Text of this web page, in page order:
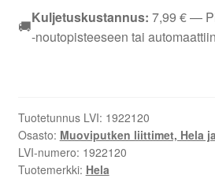
Hela
210
🚚Kuljetuskustannus: 7,99 €—
-noutopisteeseen tai automaattiin
Tuotetunnus LVI: 1922120
Osasto: Muoviputken liittimet, Hela
LVI-numero: 1922120
Tuotemerkki: Hela